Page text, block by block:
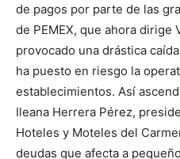
de pagos por parte de las
de PEMEX, que ahora dirige
provocado una drástica
ha puesto en riesgo la
establecimientos. Así
Ileana Herrera Pérez,
Hoteles y Moteles del
deudas que afecta a